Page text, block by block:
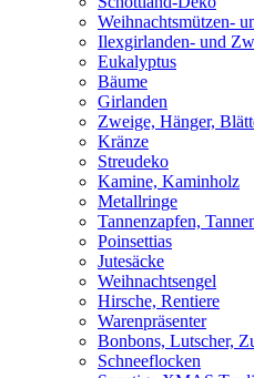
Weihnachtsmützen-
Ilexgirlanden- und
Eukalyptus
Bäume
Girlanden
Zweige, Hänger,
Kränze
Streudeko
Kamine, Kaminholz
Metallringe
Tannenzapfen,
Poinsettias
Jutesäcke
Weihnachtsengel
Hirsche, Rentiere
Warenpräsenter
Bonbons, Lutscher,
Schneeflocken